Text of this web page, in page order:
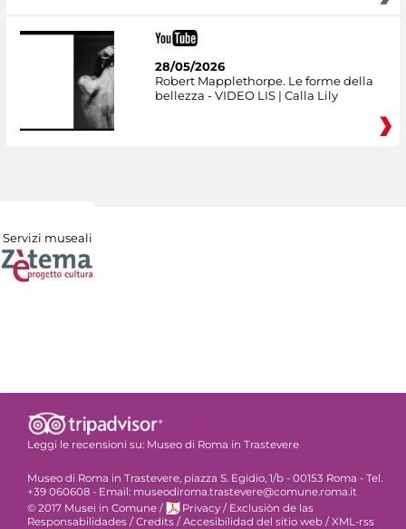
28/05/2026
Robert Mapplethorpe. Le forme della
bellezza - VIDEO LIS | Calla Lily
Servizi museali
Leggi le recensioni su: Museo di Roma in Trastevere
Museo di Roma in Trastevere, piazza S. Egidio, 1/b - 00153 Roma - Tel.
+39 060608 - Email: museodiroma.trastevere@comune.roma.it
© 2017 Musei in Comune / Privacy / Exclusiòn de las
Responsabilidades /Credits /Accesibilidad del sitio web /XML-rss